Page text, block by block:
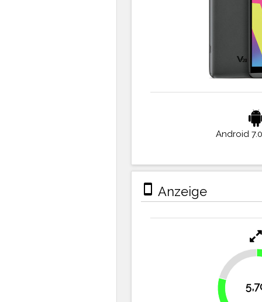
Android
stay_primary_portrait Anzeige
20.8%